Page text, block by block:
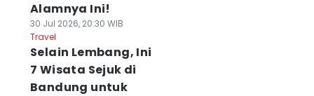
Alamnya Ini!
30 Jul 2026, 20:30 WIB
Travel
Selain Lembang, Ini
7 Wisata Sejuk di
Bandung untuk